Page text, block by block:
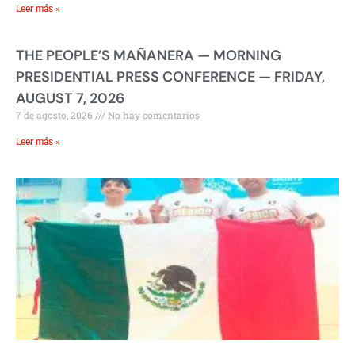
Leer más »
THE PEOPLE’S MAÑANERA — MORNING
PRESIDENTIAL PRESS CONFERENCE — FRIDAY,
AUGUST 7, 2026
7 de agosto, 2026 No hay comentarios
Leer más »